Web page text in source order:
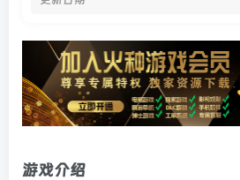
游戏介绍